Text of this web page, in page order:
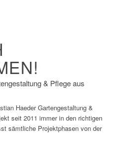
& Pflege aus
Haeder Gartengestaltung &
seit 2011 immer in den richtigen
sämtliche Projektphasen von der